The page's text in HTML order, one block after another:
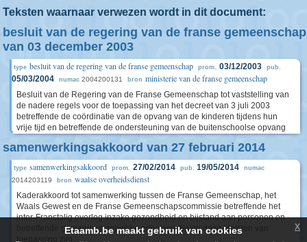
Teksten waarnaar verwezen wordt in dit document:
besluit van de regering van de franse gemeenschap
van 03 december 2003
type besluit van de regering van de franse gemeenschap prom. 03/12/2003 pub.
05/03/2004 numac 2004200131 bron ministerie van de franse gemeenschap
Besluit van de Regering van de Franse Gemeenschap tot vaststelling van
de nadere regels voor de toepassing van het decreet van 3 juli 2003
betreffende de coördinatie van de opvang van de kinderen tijdens hun
vrije tijd en betreffende de ondersteuning van de buitenschoolse opvang
samenwerkingsakkoord van 27 februari 2014
type samenwerkingsakkoord prom. 27/02/2014 pub. 19/05/2014 numac
2014203119 bron waalse overheidsdienst
Kaderakkoord tot samenwerking tussen de Franse Gemeenschap, het
Waals Gewest en de Franse Gemeenschapscommissie betreffende het
inter-Franstalig overleg inzake gezondheid en bijstand aan personen en
betreffende gemeenschappelijke principes die op deze laatsten van
toepassing zijn
Etaamb.be maakt gebruik van cookies x